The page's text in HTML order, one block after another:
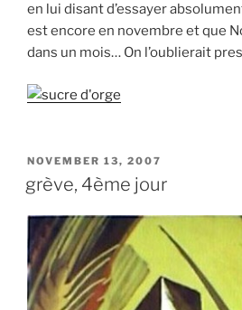
en lui disant d’essayer
est encore en novembre et que
dans un mois… On l’oublierait
POSTED
NOVEMBER 13, 2007
grève, 4ème jour